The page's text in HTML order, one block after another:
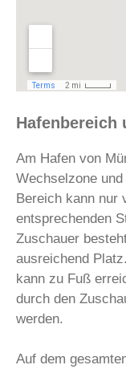
Hafenbereich
Am Hafen von
Wechselzone
Bereich kann nur
entsprechenden
Zuschauer
ausreichend
kann zu Fuß
durch den
werden.
Auf dem